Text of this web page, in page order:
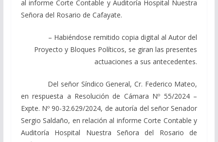
al informe Corte Contable y Auditoría Hospital Nuestra
Señora del Rosario de Cafayate.
– Habiéndose remitido copia digital al Autor del
Proyecto y Bloques Políticos, se giran las presentes
actuaciones a sus antecedentes.
Del señor Síndico General, Cr. Federico Mateo,
en respuesta a Resolución de Cámara Nº 55/2024 –
Expte. Nº 90-32.629/2024, de autoría del señor Senador
Sergio Saldaño, en relación al informe Corte Contable y
Auditoría Hospital Nuestra Señora del Rosario de